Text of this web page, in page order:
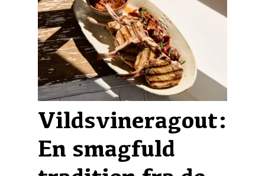
Vildsvineragout:
En smagfuld